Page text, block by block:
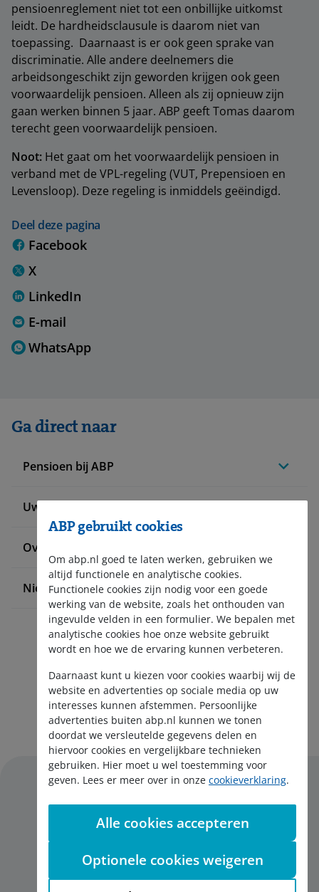
pensioenreglement niet tot een onbillijke uitkomst
leidt. De hardheidsclausule is daarom niet van
toepassing. Daarnaast is er ook geen sprake van
discriminatie. Alle andere deelnemers die
arbeidsongeschikt zijn geworden krijgen ook geen
voorwaardelijk pensioen. Alleen als zij opnieuw zijn
gaan werken binnen 5 jaar. ABP geeft Tomas daarom
terecht geen voorwaardelijk pensioen.
Noot: Het gaat om het voorwaardelijk pensioen in
verband met de VPL-regeling (VUT, Prepensioen en
Levensloop). Deze regeling is inmiddels geëindigd.
Deel deze pagina
Facebook
X
LinkedIn
E-mail
WhatsApp
Ga direct naar
Pensioen bij ABP
Uw situatie verandert
Over ABP
Nieuws en pers
Aanmelden nieuwsbrief
Disclaimer
Cookies
ABP gebruikt cookies
Om abp.nl goed te laten werken, gebruiken we
altijd functionele en analytische cookies.
Functionele cookies zijn nodig voor een goede
werking van de website, zoals het onthouden van
ingevulde velden in een formulier. We bepalen met
analytische cookies hoe onze website gebruikt
wordt en hoe we de ervaring kunnen verbeteren.
Daarnaast kunt u kiezen voor cookies waarbij wij de
website en advertenties op sociale media op uw
interesses kunnen afstemmen. Persoonlijke
advertenties buiten abp.nl kunnen we tonen
doordat we versleutelde gegevens delen en
hiervoor cookies en vergelijkbare technieken
gebruiken. Hier moet u wel toestemming voor
geven. Lees er meer over in onze cookieverklaring.
Alle cookies accepteren
Optionele cookies weigeren